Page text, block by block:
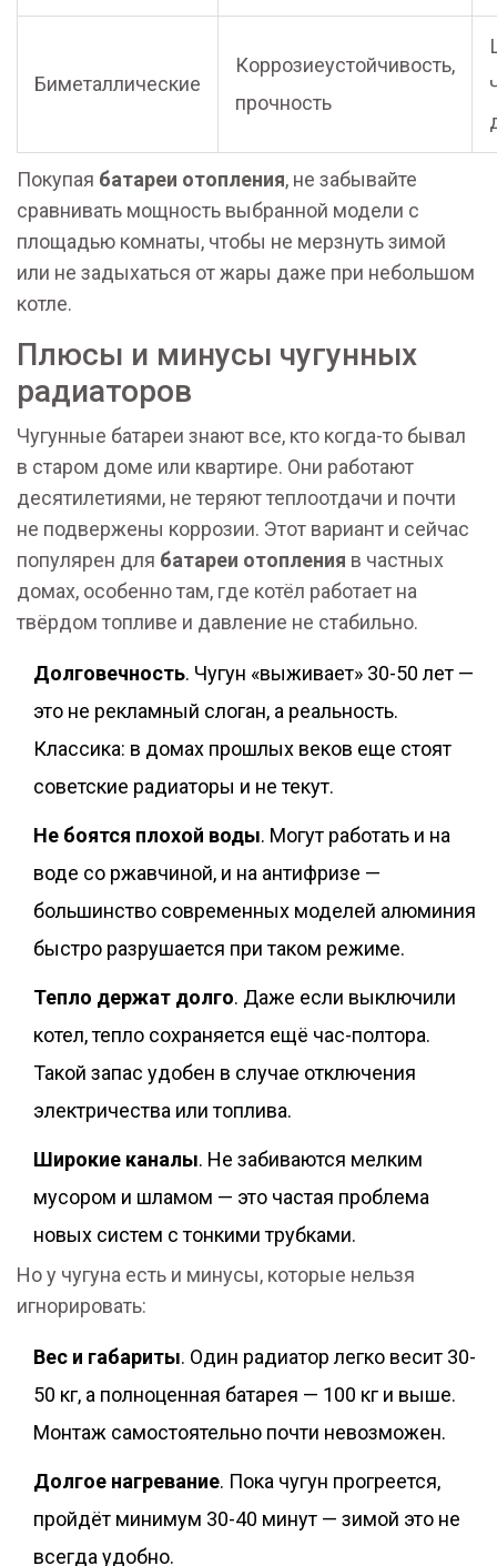
Биметаллические
Коррозиеустойчивость,
прочность
Покупая батареи отопления, не забывайте
сравнивать мощность выбранной модели с
площадью комнаты, чтобы не мерзнуть зимой
или не задыхаться от жары даже при небольшом
котле.
Плюсы и минусы чугунных
радиаторов
Чугунные батареи знают все, кто когда-то бывал
в старом доме или квартире. Они работают
десятилетиями, не теряют теплоотдачи и почти
не подвержены коррозии. Этот вариант и сейчас
популярен для батареи отопления в частных
домах, особенно там, где котёл работает на
твёрдом топливе и давление не стабильно.
Долговечность. Чугун «выживает» 30-50 лет —
это не рекламный слоган, а реальность.
Классика: в домах прошлых веков еще стоят
советские радиаторы и не текут.
Не боятся плохой воды. Могут работать и на
воде со ржавчиной, и на антифризе —
большинство современных моделей алюминия
быстро разрушается при таком режиме.
Тепло держат долго. Даже если выключили
котел, тепло сохраняется ещё час-полтора.
Такой запас удобен в случае отключения
электричества или топлива.
Широкие каналы. Не забиваются мелким
мусором и шламом — это частая проблема
новых систем с тонкими трубками.
Но у чугуна есть и минусы, которые нельзя
игнорировать:
Вес и габариты. Один радиатор легко весит 30-
50 кг, а полноценная батарея — 100 кг и выше.
Монтаж самостоятельно почти невозможен.
Долгое нагревание. Пока чугун прогреется,
пройдёт минимум 30-40 минут — зимой это не
всегда удобно.